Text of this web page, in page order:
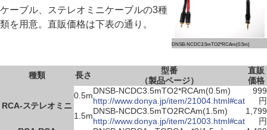
DNSB-NCDC3.5mTO2*RCAm(0.5m)
ケーブル、ステレオミニケーブルの3種
類を用意。直販価格は下表の通り。
種類 長さ
型番
（製品ページ）
直販
価格
RCA-ステレオミニ
0.5mDNSB-NCDC3.5mTO2*RCAm(0.5m)
http://www.donya.jp/item/21004.html#cat
999
円
1.5mDNSB-NCDC3.5mTO2RCAm(1.5m)
http://www.donya.jp/item/21003.html#cat
1,799
円